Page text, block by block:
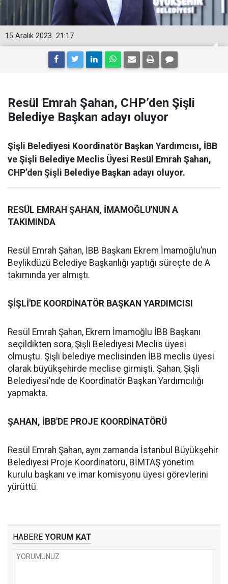
21:17
15 Aralık 2023
Resül Emrah Şahan, CHP’den Şişli
Belediye Başkan adayı oluyor
Şişli Belediyesi Koordinatör Başkan Yardımcısı, İBB
ve Şişli Belediye Meclis Üyesi Resül Emrah Şahan,
CHP’den Şişli Belediye Başkan adayı oluyor.
RESÜL EMRAH ŞAHAN, İMAMOĞLU'NUN A
TAKIMINDA
Resül Emrah Şahan, İBB Başkanı Ekrem İmamoğlu’nun
Beylikdüzü Belediye Başkanlığı yaptığı süreçte de A
takımında yer almıştı.
ŞİŞLİ'DE KOORDİNATÖR BAŞKAN YARDIMCISI
Resül Emrah Şahan, Ekrem İmamoğlu İBB Başkanı
seçildikten sora, Şişli Belediyesi Meclis üyesi
olmuştu. Şişli belediye meclisinden İBB meclis üyesi
olarak büyükşehirde meclise girmişti. Şahan, Şişli
Belediyesi’nde de Koordinatör Başkan Yardımcılığı
yapmakta.
ŞAHAN, İBB'DE PROJE KOORDİNATÖRÜ
Resül Emrah Şahan, aynı zamanda İstanbul Büyükşehir
Belediyesi Proje Koordinatörü, BİMTAŞ yönetim
kurulu başkanı ve imar komisyonu üyesi görevlerini
yürüttü.
HABERE YORUM KAT